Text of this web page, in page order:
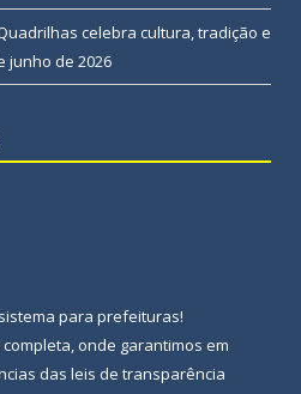
celebra cultura, tradição e
junho de 2026
sistema para prefeituras!
completa, onde garantimos em
das leis de transparência